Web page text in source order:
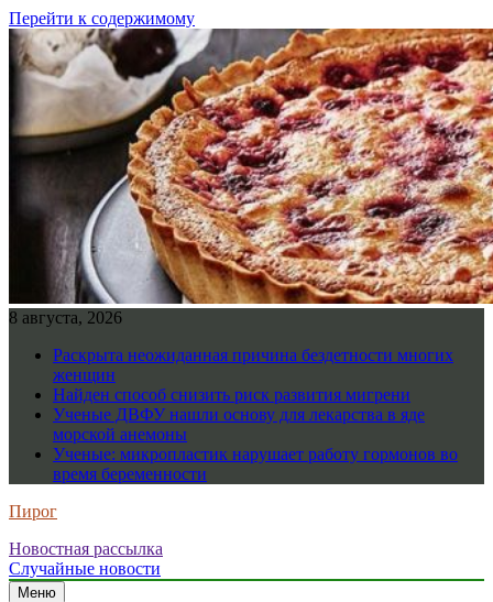
Перейти к содержимому
8 августа, 2026
Раскрыта неожиданная причина бездетности многих
женщин
Найден способ снизить риск развития мигрени
Ученые ДВФУ нашли основу для лекарства в яде
морской анемоны
Ученые: микропластик нарушает работу гормонов во
время беременности
Пирог
Новостная рассылка
Случайные новости
Меню